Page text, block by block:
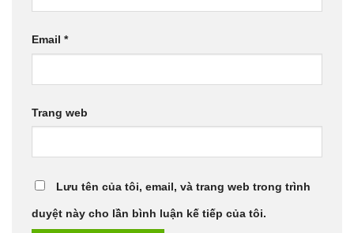
Email *
Trang web
Lưu tên của tôi, email, và trang web trong trình
duyệt này cho lần bình luận kế tiếp của tôi.